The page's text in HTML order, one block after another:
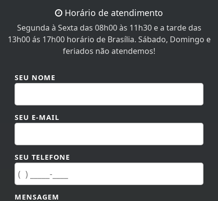
13h00 ás 17h00 horário de Brasília. Sábado, Domingo e
SEU E-MAIL
SEU TELEFONE
MENSAGEM